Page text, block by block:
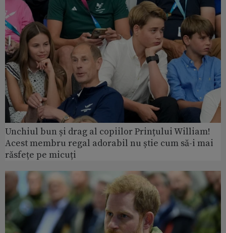
Unchiul bun și drag al copiilor Prințului William!
Acest membru regal adorabil nu știe cum să-i mai
răsfețe pe micuți